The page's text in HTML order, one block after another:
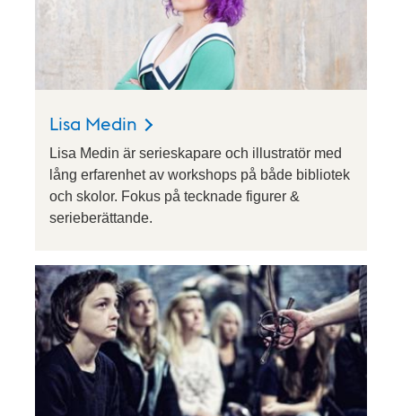
Lisa Medin
Lisa Medin är serieskapare och illustratör med
lång erfarenhet av workshops på både bibliotek
och skolor. Fokus på tecknade figurer &
serieberättande.